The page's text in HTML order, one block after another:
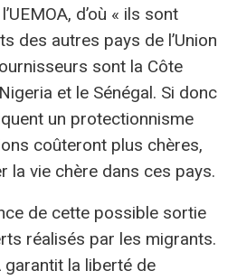
d’où « ils sont
des autres pays de l’Union
sont la Côte
et le Sénégal. Si donc
un protectionnisme
coûteront plus chères,
la vie chère dans ces pays.
de cette possible sortie
réalisés par les migrants.
garantit la liberté de